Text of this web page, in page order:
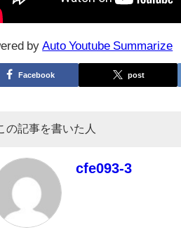
by Auto Youtube Summarize
Facebook post
の記事を書いた人
cfe093-3